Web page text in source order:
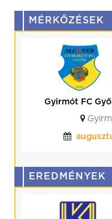
MÉRKŐZÉSEK
Kolorcity KBSC
EREDMÉNYEK